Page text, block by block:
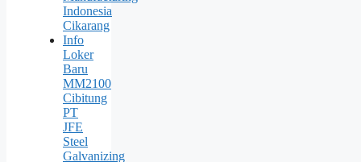
Indonesia
Cikarang
Info
Loker
Baru
MM2100
Cibitung
PT
JFE
Steel
Galvanizing